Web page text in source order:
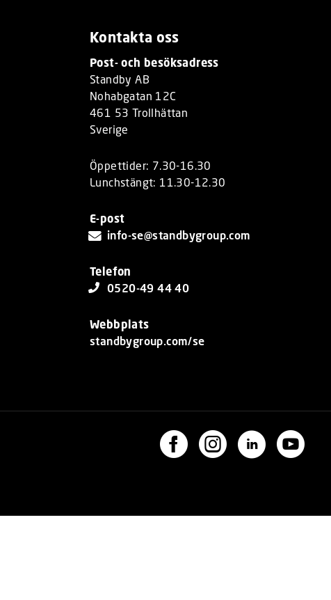
Kontakta oss
Post- och besöksadress
Standby AB
Nohabgatan 12C
461 53 Trollhättan
Sverige
Öppettider: 7.30-16.30
Lunchstängt: 11.30-12.30
E-post
info-se@standbygroup.com
Telefon
0520-49 44 40
Webbplats
standbygroup.com/se